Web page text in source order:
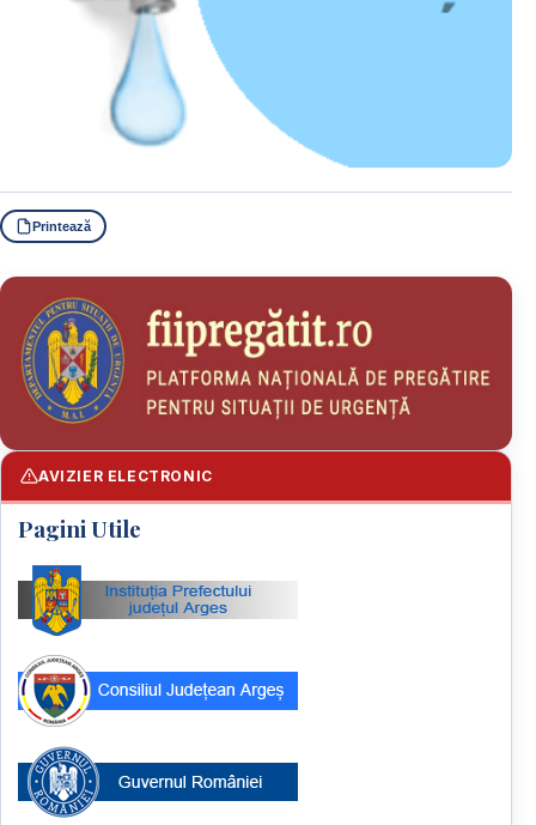
Printează
AVIZIER ELECTRONIC
Pagini Utile